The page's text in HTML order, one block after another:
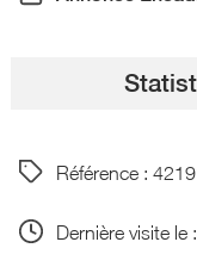
Référence :
Dernière visite